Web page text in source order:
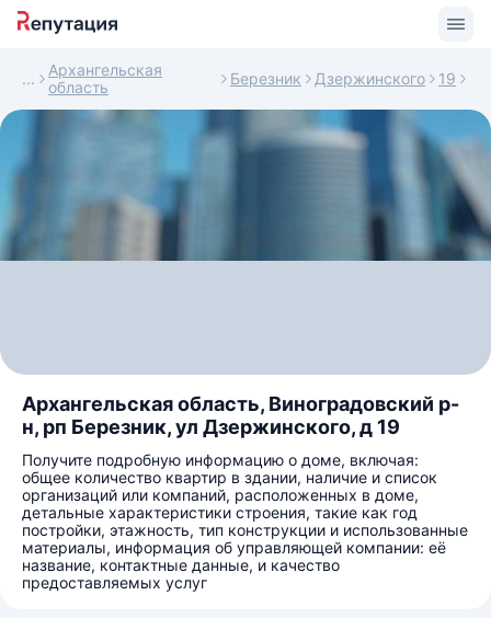
Архангельская
область
Березник Дзержинского 19
Архангельская область, Виноградовский р-
н, рп Березник, ул Дзержинского, д 19
Получите подробную информацию о доме, включая:
общее количество квартир в здании, наличие и список
организаций или компаний, расположенных в доме,
детальные характеристики строения, такие как год
постройки, этажность, тип конструкции и использованные
материалы, информация об управляющей компании: её
название, контактные данные, и качество
предоставляемых услуг